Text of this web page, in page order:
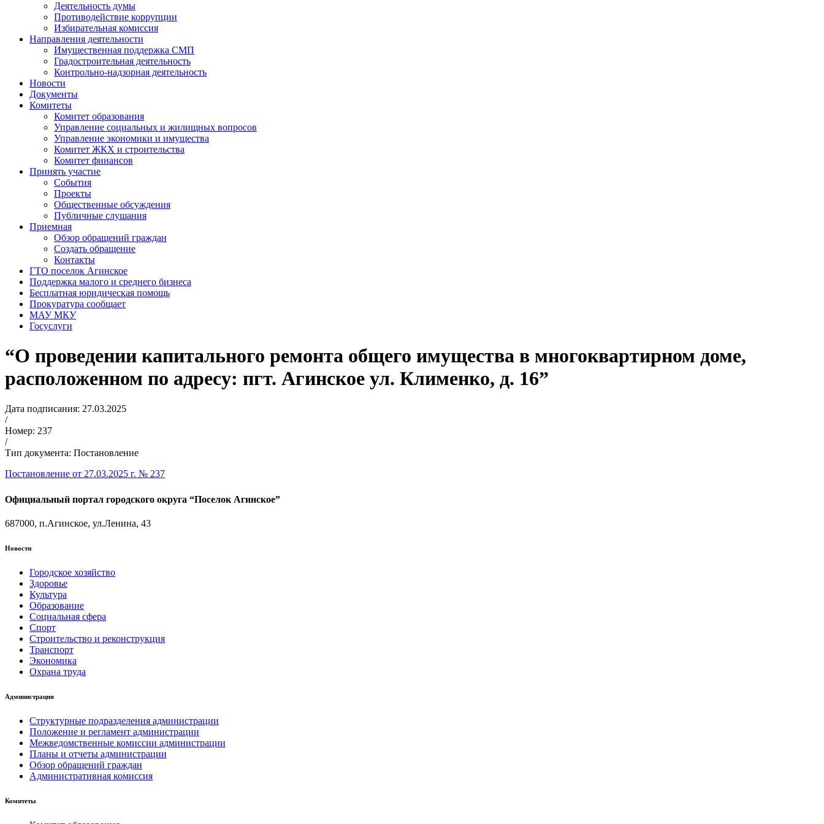
Деятельность думы
Противодействие коррупции
Избирательная комиссия
Направления деятельности
Имущественная поддержка СМП
Градостроительная деятельность
Контрольно-надзорная деятельность
Новости
Документы
Комитеты
Комитет образования
Управление социальных и жилищных вопросов
Управление экономики и имущества
Комитет ЖКХ и строительства
Комитет финансов
Принять участие
События
Проекты
Общественные обсуждения
Публичные слушания
Приемная
Обзор обращений граждан
Создать обращение
Контакты
ГТО поселок Агинское
Поддержка малого и среднего бизнеса
Бесплатная юридическая помощь
Прокуратура сообщает
МАУ МКУ
Госуслуги
“О проведении капитального ремонта общего имущества в многоквартирном доме,
расположенном по адресу: пгт. Агинское ул. Клименко, д. 16”
Дата подписания: 27.03.2025
/
Номер: 237
/
Тип документа: Постановление
Постановление от 27.03.2025 г. № 237
Официальный портал городского округа “Поселок Агинское”
687000, п.Агинское, ул.Ленина, 43
Новости
Городское хозяйство
Здоровье
Культура
Образование
Социальная сфера
Спорт
Строительство и реконструкция
Транспорт
Экономика
Охрана труда
Администрация
Структурные подразделения администрации
Положение и регламент администрации
Межведомственные комиссии администрации
Планы и отчеты администрации
Обзор обращений граждан
Административная комиссия
Комитеты